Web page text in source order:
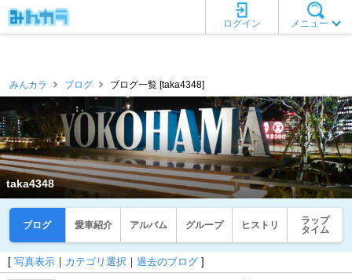
メニュー
ログイン
みんカラ ブログ ブログ一覧 [taka4348]
taka4348
ブログ 愛車紹介 アルバム グループ ヒストリ
ラップ
タイム
[ 写真表示 ｜ カテゴリ選択 ｜ 過去のブログ ]